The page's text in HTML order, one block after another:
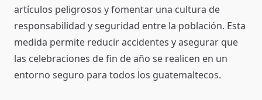
artículos peligrosos y fomentar una cultura de
responsabilidad y seguridad entre la población. Esta
medida permite reducir accidentes y asegurar que
las celebraciones de fin de año se realicen en un
entorno seguro para todos los guatemaltecos.